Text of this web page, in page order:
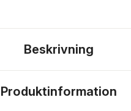
Beskrivning
Produktinformation